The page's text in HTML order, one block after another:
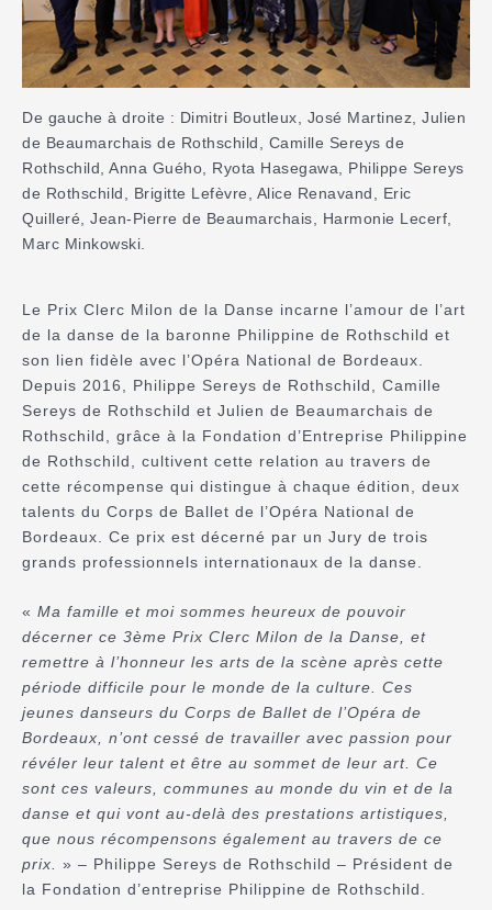
De gauche à droite : Dimitri Boutleux, José Martinez, Julien
de Beaumarchais de Rothschild, Camille Sereys de
Rothschild, Anna Guého, Ryota Hasegawa, Philippe Sereys
de Rothschild, Brigitte Lefèvre, Alice Renavand, Eric
Quilleré, Jean-Pierre de Beaumarchais, Harmonie Lecerf,
Marc Minkowski.
Le Prix Clerc Milon de la Danse incarne l’amour de l’art
de la danse de la baronne Philippine de Rothschild et
son lien fidèle avec l’Opéra National de Bordeaux.
Depuis 2016, Philippe Sereys de Rothschild, Camille
Sereys de Rothschild et Julien de Beaumarchais de
Rothschild, grâce à la Fondation d’Entreprise Philippine
de Rothschild, cultivent cette relation au travers de
cette récompense qui distingue à chaque édition, deux
talents du Corps de Ballet de l’Opéra National de
Bordeaux. Ce prix est décerné par un Jury de trois
grands professionnels internationaux de la danse.
« Ma famille et moi sommes heureux de pouvoir
décerner ce 3ème Prix Clerc Milon de la Danse, et
remettre à l’honneur les arts de la scène après cette
période difficile pour le monde de la culture. Ces
jeunes danseurs du Corps de Ballet de l’Opéra de
Bordeaux, n’ont cessé de travailler avec passion pour
révéler leur talent et être au sommet de leur art. Ce
sont ces valeurs, communes au monde du vin et de la
danse et qui vont au-delà des prestations artistiques,
que nous récompensons également au travers de ce
prix.
» – Philippe Sereys de Rothschild – Président de
la Fondation d’entreprise Philippine de Rothschild.